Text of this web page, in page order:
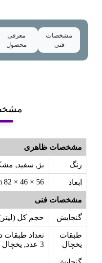
مشخصات
فنی
معرفی
محصول
مشخصات ظاهری
رنگ بژ, سفید,
ابعاد 56 × 46 × 82 cm
مشخصات فنی
گنجایش حجم کل (لیتر) :89, حجم مفید کل :(لیتر)
طبقات
یخچال